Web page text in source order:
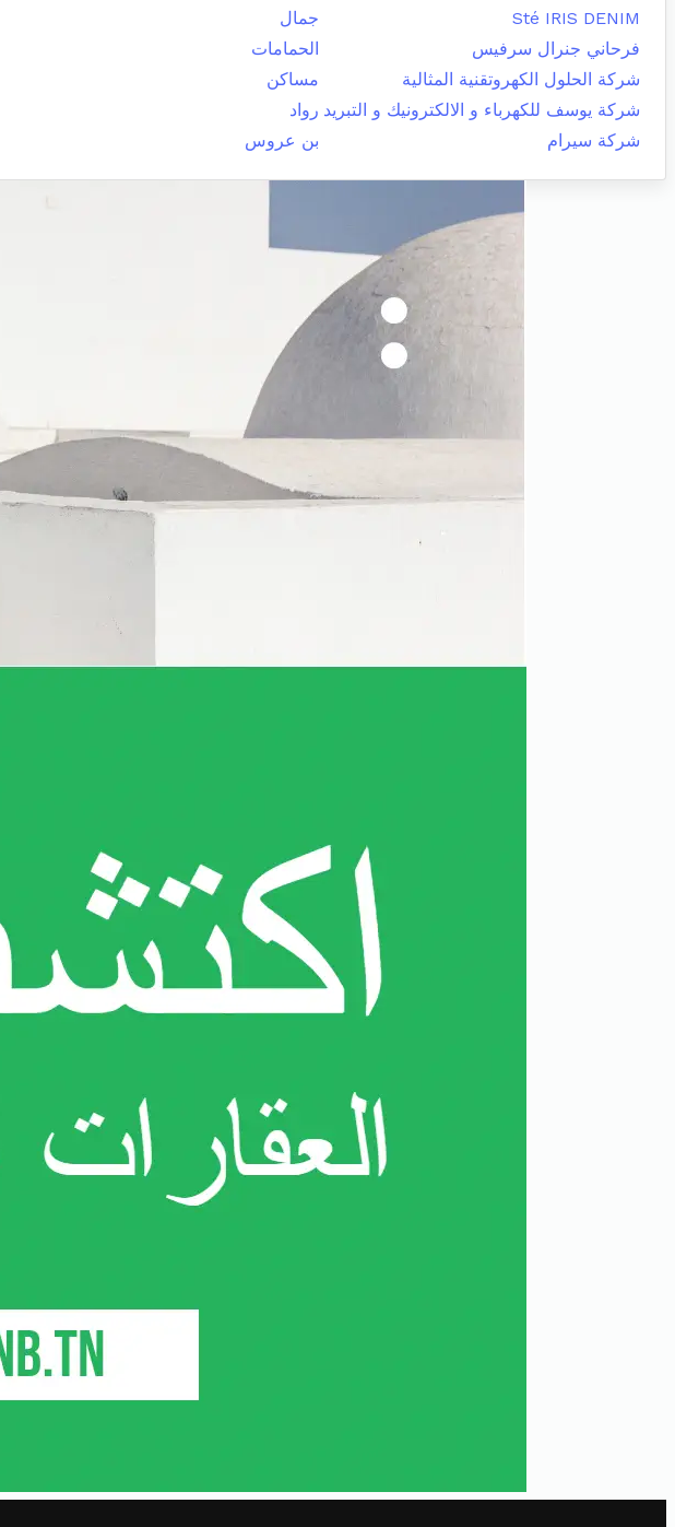
Sté IRIS DENIM
جمال
فرحاني جنرال سرفيس
الحمامات
شركة الحلول الكهروتقنية المثالية
مساكن
شركة يوسف للكهرباء و الالكترونيك و التبريد رواد
شركة سيرام
بن عروس